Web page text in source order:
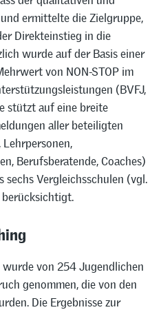
ermittelte die Zielgruppe,
Direkteinstieg in die
wurde auf der Basis einer
von NON-STOP im
(BVFJ,
stützt auf eine breite
aller beteiligten
Berufsberatende, Coaches)
sechs Vergleichsschulen (vgl.
von 254 Jugendlichen
genommen, die von den
Die Ergebnisse zur